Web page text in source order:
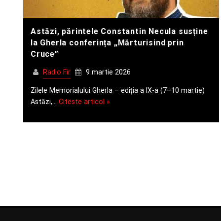
Astăzi, părintele Constantin Necula susține
la Gherla conferința „Mărturisind prin
Cruce”
Radio Fir 9 martie 2026
Zilele Memorialului Gherla – ediția a IX-a (7–10 martie)
Astăzi,… Citeste articol »